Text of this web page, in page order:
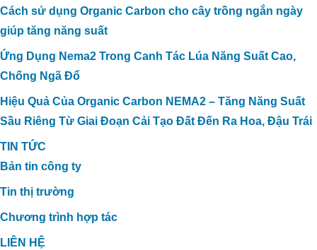
Cách sử dụng Organic Carbon cho cây trồng ngắn ngày
giúp tăng năng suất
Ứng Dụng Nema2 Trong Canh Tác Lúa Năng Suất Cao,
Chống Ngã Đổ
Hiệu Quả Của Organic Carbon NEMA2 – Tăng Năng Suất
Sầu Riêng Từ Giai Đoạn Cải Tạo Đất Đến Ra Hoa, Đậu Trái
TIN TỨC
Bản tin công ty
Tin thị trường
Chương trình hợp tác
LIÊN HỆ